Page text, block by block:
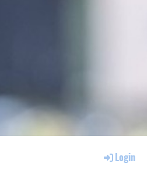
Login